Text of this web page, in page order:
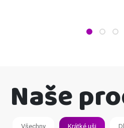
Naše
Všechny Krátké uši